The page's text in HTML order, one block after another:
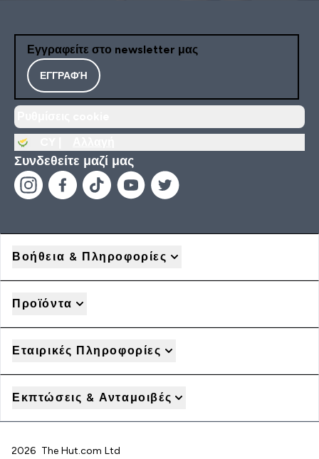
Εγγραφείτε στο newsletter μας
ΕΓΓΡΑΦΉ
Συνδεθείτε μαζί μας
Βοήθεια & Πληροφορίες
Προϊόντα
Εταιρικές Πληροφορίες
Εκπτώσεις & Ανταμοιβές
2026 The Hut.com Ltd